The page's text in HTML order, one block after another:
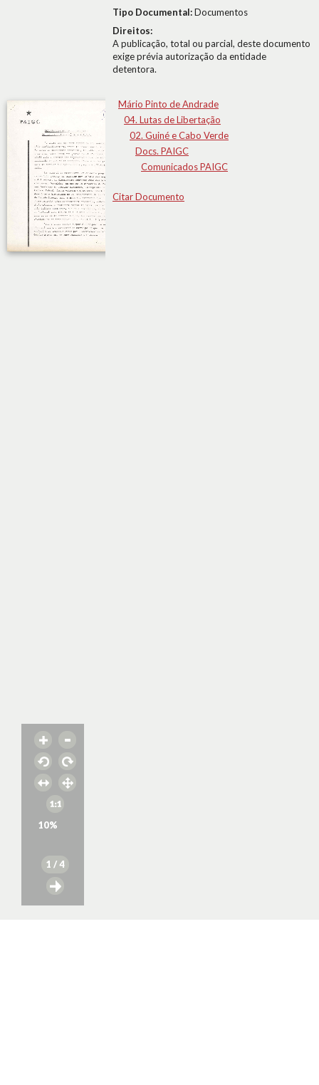
10%
1 / 4
Tipo Documental:Documentos
Direitos:
A publicação, total ou parcial, deste documento
exige prévia autorização da entidade
detentora.
Mário Pinto de Andrade
04. Lutas de Libertação
02. Guiné e Cabo Verde
Docs. PAIGC
Comunicados PAIGC
Citar Documento